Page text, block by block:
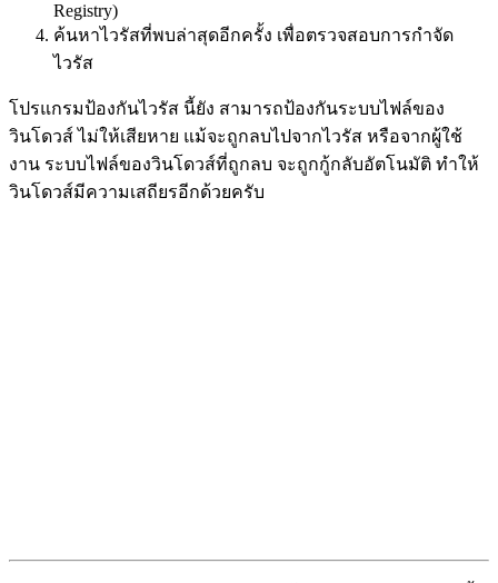
Registry)
ค้นหาไวรัสที่พบล่าสุดอีกครั้ง เพื่อตรวจสอบการกำจัด
ไวรัส
โปรแกรมป้องกันไวรัส นี้ยัง สามารถป้องกันระบบไฟล์ของ
วินโดวส์ ไม่ให้เสียหาย แม้จะถูกลบไปจากไวรัส หรือจากผู้ใช้
งาน ระบบไฟล์ของวินโดวส์ที่ถูกลบ จะถูกกู้กลับอัตโนมัติ ทำให้
วินโดวส์มีความเสถียรอีกด้วยครับ